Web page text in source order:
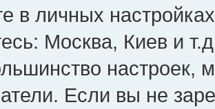
в личных
Москва, Киев и
настроек,
Если вы не